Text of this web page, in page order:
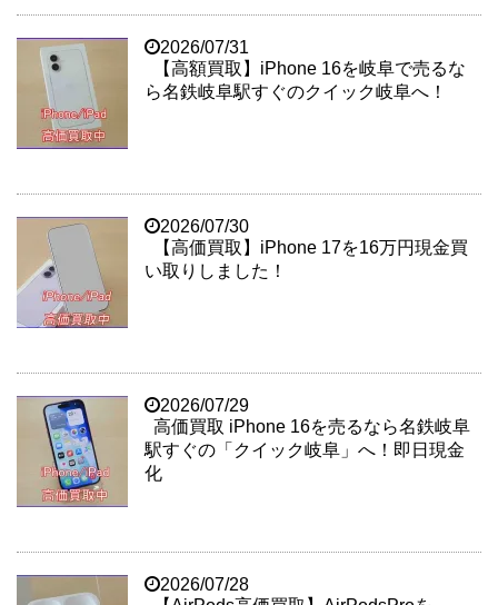
2026/07/31
【高額買取】iPhone 16を岐阜で売るな
ら名鉄岐阜駅すぐのクイック岐阜へ！
2026/07/30
【高価買取】iPhone 17を16万円現金買
い取りしました！
2026/07/29
高価買取 iPhone 16を売るなら名鉄岐阜
駅すぐの「クイック岐阜」へ！即日現金
化
2026/07/28